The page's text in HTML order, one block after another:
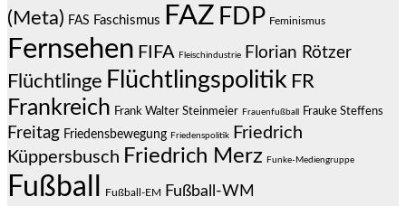
(Meta) FAS Faschismus FAZ FDP Feminismus
Fernsehen FIFA Fleischindustrie Florian Rötzer
Flüchtlinge Flüchtlingspolitik FR
Frankreich Frank Walter Steinmeier Frauenfußball Frauke Steffens
Freitag Friedensbewegung Friedenspolitik
Friedrich
Küppersbusch Friedrich Merz Funke-Mediengruppe
Fußball Fußball-EM Fußball-WM